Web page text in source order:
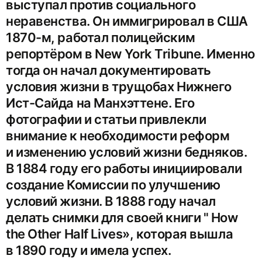
выступал против социального
неравенства. Он иммигрировал в США
1870-м, работал полицейским
репортёром в New York Tribune. Именно
тогда он начал документировать
условия жизни в трущобах Нижнего
Ист-Сайда на Манхэттене. Его
фотографии и статьи привлекли
внимание к необходимости реформ
и изменению условий жизни бедняков.
В 1884 году его работы инициировали
создание Комиссии по улучшению
условий жизни. В 1888 году начал
делать снимки для своей книги " How
the Other Half Lives», которая вышла
в 1890 году и имела успех.